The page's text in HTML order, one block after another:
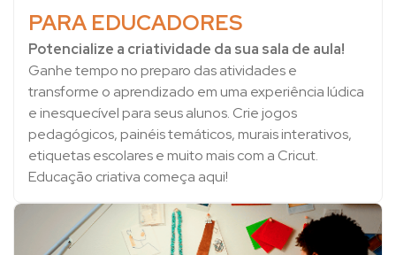
PARA EDUCADORES
Potencialize a criatividade da sua sala de aula!
Ganhe tempo no preparo das atividades e
transforme o aprendizado em uma experiência lúdica
e inesquecível para seus alunos. Crie jogos
pedagógicos, painéis temáticos, murais interativos,
etiquetas escolares e muito mais com a Cricut.
Educação criativa começa aqui!